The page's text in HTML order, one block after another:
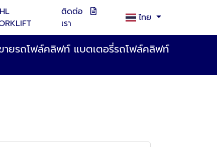
ติดต่อ
เรา
ไทย
ายรถโฟล์คลิฟท์ แบตเตอรี่รถโฟล์คลิฟท์